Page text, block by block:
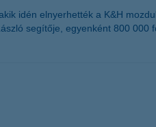
idén elnyerhették a K&H
segítője, egyenként 800